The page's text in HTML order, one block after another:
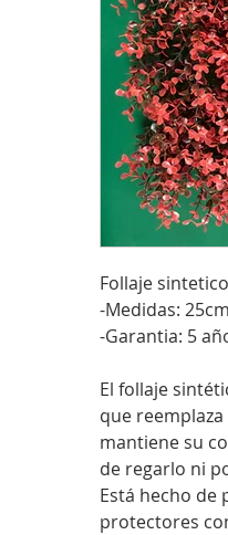
Follaje sintetico
-Medidas:
-Garantia: 5
El follaje
que
mantiene su
de regarlo ni
Está hecho de
protectores